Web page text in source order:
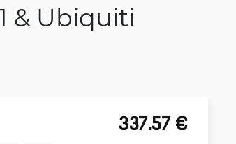
& Ubiquiti
337.57 €